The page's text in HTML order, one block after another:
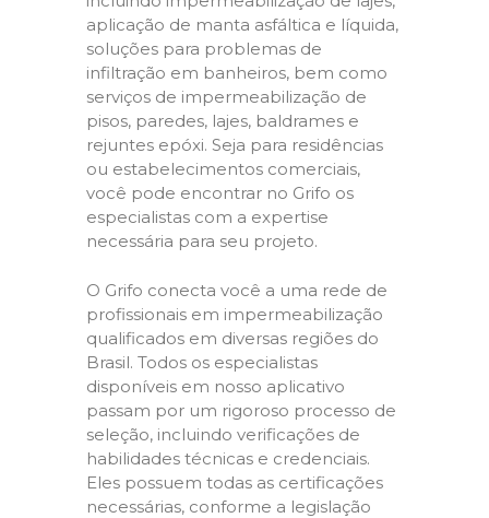
aplicação de manta asfáltica e líquida,
soluções para problemas de
infiltração em banheiros, bem como
serviços de impermeabilização de
pisos, paredes, lajes, baldrames e
rejuntes epóxi. Seja para residências
ou estabelecimentos comerciais,
você pode encontrar no Grifo os
especialistas com a expertise
necessária para seu projeto.
O Grifo conecta você a uma rede de
profissionais em impermeabilização
qualificados em diversas regiões do
Brasil. Todos os especialistas
disponíveis em nosso aplicativo
passam por um rigoroso processo de
seleção, incluindo verificações de
habilidades técnicas e credenciais.
Eles possuem todas as certificações
necessárias, conforme a legislação